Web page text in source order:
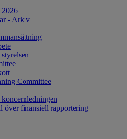
2026
- Arkiv
Committee
över finansiell rapportering